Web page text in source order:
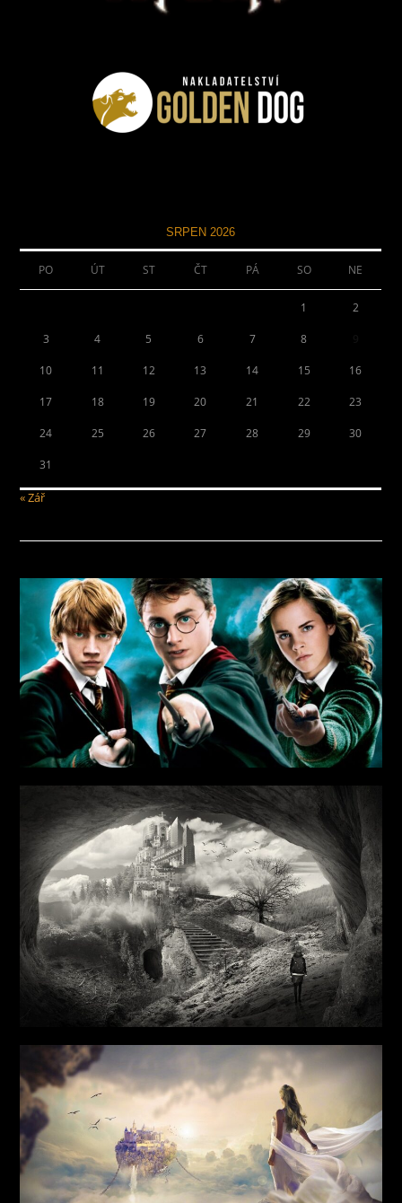
SRPEN 2026
PO ÚT ST ČT PÁ SO NE
1 2
3 4 5 6 7 8
10 11 12 13 14 15 16
17 18 19 20 21 22 23
24 25 26 27 28 29 30
31
« Zář